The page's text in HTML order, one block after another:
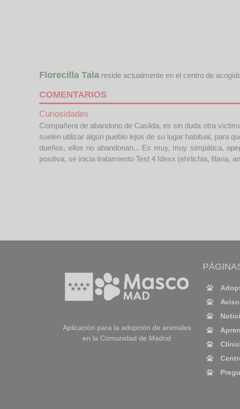
Florecilla Tala reside actualmente en el centro de
COMENTARIOS
Curiosidades
Compañera de abandono de Casilda, es sin duda otra
suelen utilizar algún pueblo lejos de su lugar habitual, para
dueños, ellos no abandonan... Es muy, muy simpática,
positiva, se inicia tratamiento Test 4 Idexx (ehrlichia, filaria,
Aplicación para la adopción de animales
en la Comunidad de Madrid